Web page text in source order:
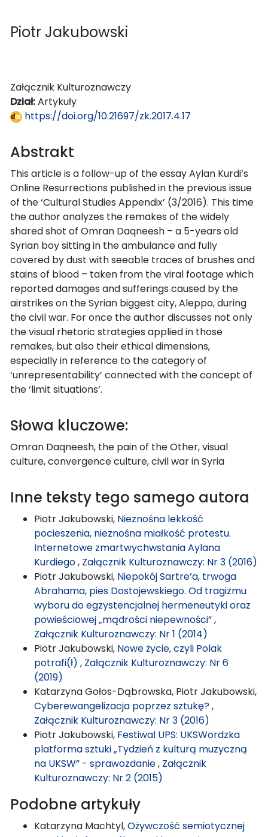
Piotr Jakubowski
Załącznik Kulturoznawczy
Dział:Artykuły
https://doi.org/10.21697/zk.2017.4.17
Abstrakt
This article is a follow-up of the essay Aylan Kurdi’s
Online Resurrections published in the previous issue
of the ‘Cultural Studies Appendix’ (3/2016). This time
the author analyzes the remakes of the widely
shared shot of Omran Daqneesh – a 5-years old
Syrian boy sitting in the ambulance and fully
covered by dust with seeable traces of brushes and
stains of blood – taken from the viral footage which
reported damages and sufferings caused by the
airstrikes on the Syrian biggest city, Aleppo, during
the civil war. For once the author discusses not only
the visual rhetoric strategies applied in those
remakes, but also their ethical dimensions,
especially in reference to the category of
‘unrepresentability’ connected with the concept of
the ‘limit situations’.
Słowa kluczowe:
Omran Daqneesh, the pain of the Other, visual
culture, convergence culture, civil war in Syria
Inne teksty tego samego autora
Piotr Jakubowski, Nieznośna lekkość
pocieszenia, nieznośna miałkość protestu.
Internetowe zmartwychwstania Aylana
Kurdiego, Załącznik Kulturoznawczy: Nr 3 (2016)
Piotr Jakubowski, Niepokój Sartre’a, trwoga
Abrahama, pies Dostojewskiego. Od tragizmu
wyboru do egzystencjalnej hermeneutyki oraz
powieściowej „mądrości niepewności”,
Załącznik Kulturoznawczy: Nr 1 (2014)
Piotr Jakubowski, Nowe życie, czyli Polak
potrafi(ł) , Załącznik Kulturoznawczy: Nr 6
(2019)
Katarzyna Gołos-Dąbrowska, Piotr Jakubowski,
Cyberewangelizacja poprzez sztukę?,
Załącznik Kulturoznawczy: Nr 3 (2016)
Piotr Jakubowski, Festiwal UPS: UKSWordzka
platforma sztuki „Tydzień z kulturą muzyczną
na UKSW” - sprawozdanie, Załącznik
Kulturoznawczy: Nr 2 (2015)
Podobne artykuły
Katarzyna Machtyl,Ożywczość semiotycznej